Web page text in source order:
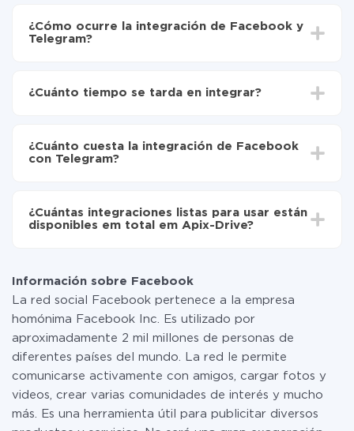
¿Cómo ocurre la integración de Facebook y
Telegram?
Elija qué datos transferir de Facebook a Telegram
de Facebook a Telegram
¿Cuánto tiempo se tarda en integrar?
oscilar entre 5 y 30 minutos. En promedio, la
configuración tarda entre 10 y 15 minutos.
¿Cuánto cuesta la integración de Facebook
con Telegram?
tarifas. Usted solo paga por la cantidad de datos que
realmente se transfieren de uno de sus sistemas a otro
manera segura un plan de tarifa gratuita o cambiar a
uno de pago, si es necesario. Más detalles sobre
tarifas.
¿Cuántas integraciones listas para usar están
disponibles em total em Apix-Drive?
Información sobre Facebook
La red social Facebook pertenece a la empresa
homónima Facebook Inc. Es utilizado por
aproximadamente 2 mil millones de personas de
diferentes países del mundo. La red le permite
comunicarse activamente con amigos, cargar fotos y
videos, crear varias comunidades de interés y mucho
más. Es una herramienta útil para publicitar diversos